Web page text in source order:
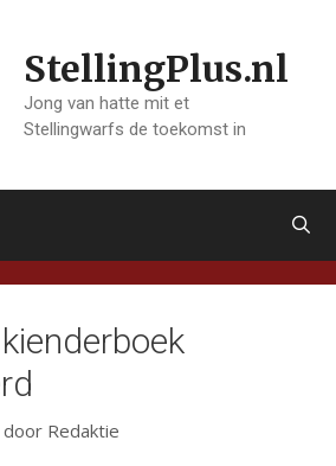
StellingPlus.nl
Jong van hatte mit et
Stellingwarfs de toekomst in
door Redaktie